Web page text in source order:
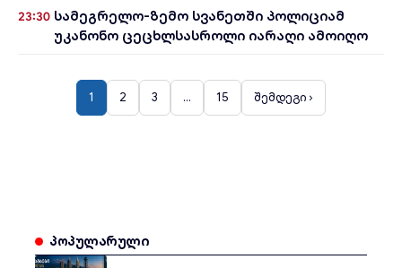
23:30 სამეგრელო-ზემო სვანეთში პოლიციამ
უკანონო ცეცხლსასროლი იარაღი ამოიღო
1 2 3 … 15 შემდეგი ›
პოპულარული